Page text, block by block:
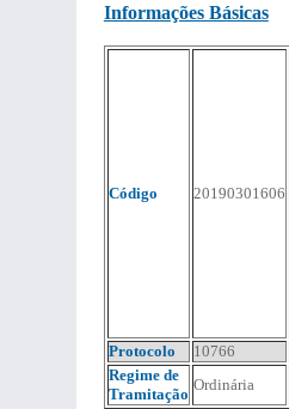
Informações Básicas
Código 20190301606
Protocolo
10766
Regime de
Tramitação
Ordinária